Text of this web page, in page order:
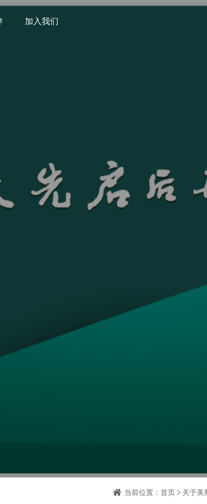
加入我们
当前位置： 首页 关于美